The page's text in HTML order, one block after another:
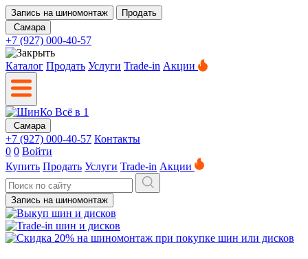
Запись на шиномонтаж
Продать
Самара
+7 (927) 000-40-57
Каталог Продать Услуги Trade-in Акции
Самара
+7 (927) 000-40-57 Контакты
0 0 Войти
Купить Продать Услуги Trade-in Акции
Запись на шиномонтаж